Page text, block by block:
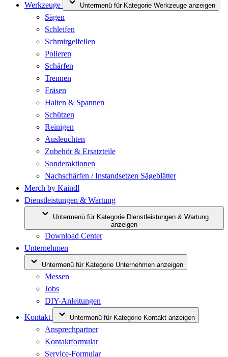
Werkzeuge
Untermenü für Kategorie Werkzeuge anzeigen
Sägen
Schleifen
Schmirgelfeilen
Polieren
Schärfen
Trennen
Fräsen
Halten & Spannen
Schützen
Reinigen
Ausleuchten
Zubehör & Ersatzteile
Sonderaktionen
Nachschärfen / Instandsetzen Sägeblätter
Merch by Kaindl
Dienstleistungen & Wartung
Untermenü für Kategorie Dienstleistungen & Wartung
anzeigen
Download Center
Unternehmen
Untermenü für Kategorie Unternehmen anzeigen
Messen
Jobs
DIY-Anleitungen
Kontakt
Untermenü für Kategorie Kontakt anzeigen
Ansprechpartner
Kontaktformular
Service-Formular